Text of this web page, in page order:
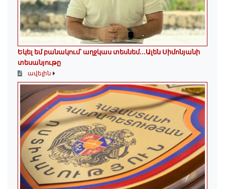
Եկել եմ բանակում՝ աղջկաս տեսնեմ․․․Ալեն Սիմոնյանի
տեսանյութը
ավելին